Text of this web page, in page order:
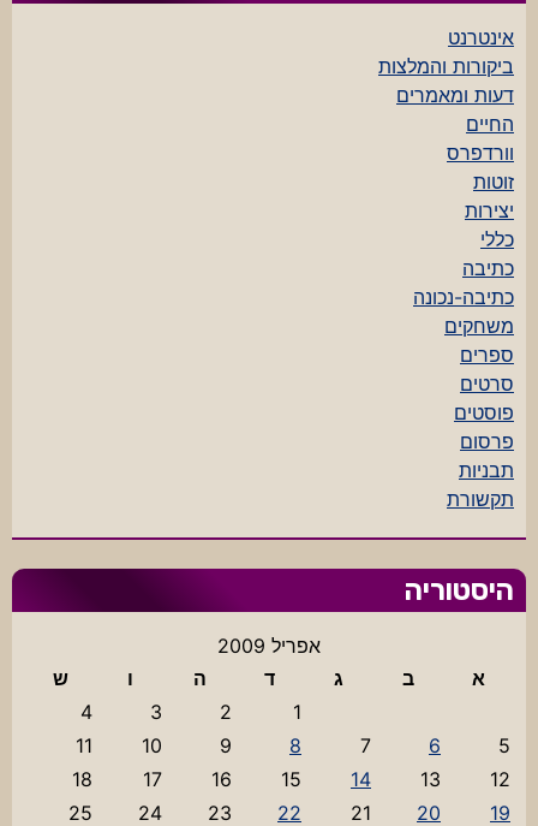
אינטרנט
ביקורות והמלצות
דעות ומאמרים
החיים
וורדפרס
זוטות
יצירות
כללי
כתיבה
כתיבה-נכונה
משחקים
ספרים
סרטים
פוסטים
פרסום
תבניות
תקשורת
היסטוריה
אפריל 2009
א
ב ג ד ה ו
ש
1
2
3
4
5
6
7
8
9
10
11
12
13
14
15
16
17
18
19
20
21
22
23
24
25